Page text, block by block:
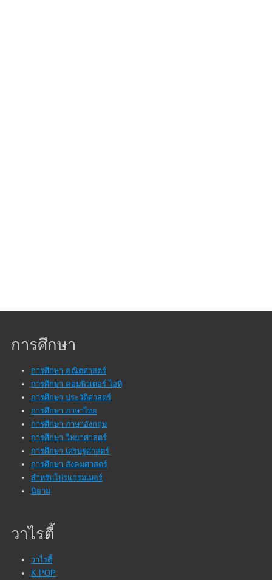
การศึกษา
การศึกษา คณิตศาสตร์
การศึกษา คอมพิวเตอร์ ไอที
การศึกษา ประวัติศาสตร์
การศึกษา ภาษาไทย
การศึกษา ภาษาอังกฤษ
การศึกษา วิทยาศาสตร์
การศึกษา เศรษฐศาสตร์
การศึกษา สังคมศาสตร์
สำหรับโปรแกรมเมอร์
นิยาม
วาไรตี้
วาไรตี้
K POP